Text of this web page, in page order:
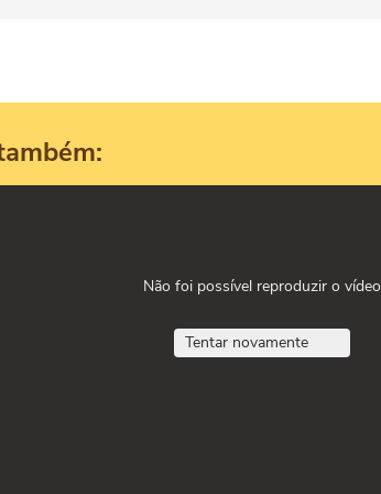
Não foi possível reproduzir o vídeo
Tentar novamente